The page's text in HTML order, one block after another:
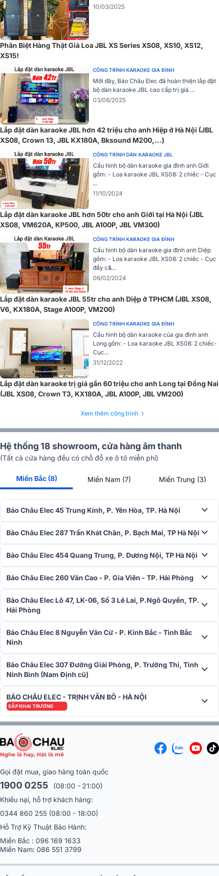
Dải tần rộng
Đáp ứng dải tần 90Hz - 18kHz giúp loa JBL XS08 thể hiện tốt nhiều
dòng nhạc khác nhau từ trữ tình, lãng mạn cho đến sôi động.
chồng chéo, giúp tần số thấp mạnh dày, tần số trung đầy đủ, trong
suốt và tần số cao không bị nhiễu.
góc phủ âm
hiệu quả, âm thanh đi ra từloa karaoke JBL XS 08bao phủ toàn bộ
không gian phòng hát, dù ngồi ở bất cứ đâu thì người dùng vẫn cảm
Ứng dụng thực tế
10/03/2025
Phân Biệt Hàng Thật Giả Loa JBL XS Series XS08, XS10, XS12,
XS15!
CÔNG TRÌNH KARAOKE GIA ĐÌNH
Mới đây, Bảo Châu Elec đã hoàn thiện lắp đặt
bộ dàn karaoke JBL cao cấp trị giá ...
03/06/2025
Lắp đặt dàn karaoke JBL hơn 42 triệu cho anh Hiệp ở Hà Nội (JBL
XS08, Crown 13, JBL KX180A, Bksound M200,...)
CÔNG TRÌNH DÀN KARAOKE JBL
Cấu hình bộ dàn karaoke gia đình anh Giới
gồm: - Loa karaoke JBL XS08: 2 chiếc - Cục
...
11/10/2024
Lắp đặt dàn karaoke JBL hơn 50tr cho anh Giới tại Hà Nội (JBL
XS08, VM620A, KP500, JBL A100P, JBL VM300)
CÔNG TRÌNH KARAOKE GIA ĐÌNH
Cấu hình bộ dàn karaoke gia đình anh Diệp
gồm: - Loa karaoke JBL XS08: 2 chiếc - Cục
đẩy c&...
06/02/2024
Lắp đặt dàn karaoke JBL 55tr cho anh Diệp ở TPHCM (JBL XS08,
V6, KX180A, Stage A100P, VM200)
CÔNG TRÌNH KARAOKE GIA ĐÌNH
Cấu hình bộ dàn karaoke của gia đình anh
Long gồm: - Loa karaoke JBL XS08: 2 chiếc-
Cục...
31/12/2022
Lắp đặt dàn karaoke trị giá gần 60 triệu cho anh Long tại Đồng Nai
(JBL XS08, Crown T3, KX180A, JBL A100P, JBL VM200)
Xem thêm công trình
Hệ thống 18 showroom, cửa hàng âm thanh
(Tất cả cửa hàng đều có chỗ đỗ xe ô tô miễn phí)
Miền Bắc (8) Miền Nam (7) Miền Trung (3)
Bảo Châu Elec 45 Trung Kính, P. Yên Hòa, TP. Hà Nội
Bảo Châu Elec 287 Trần Khát Chân, P. Bạch Mai, TP Hà Nội
Bảo Châu Elec 454 Quang Trung, P. Dương Nội, TP Hà Nội
Bảo Châu Elec 260 Văn Cao - P. Gia Viên - TP. Hải Phòng
Bảo Châu Elec Lô 47, LK-06, Số 3 Lê Lai, P.Ngô Quyền, TP.
Hải Phòng
Bảo Châu Elec 8 Nguyễn Văn Cừ - P. Kinh Bắc - Tỉnh Bắc
Ninh
Bảo Châu Elec 307 Đường Giải Phóng, P. Trường Thi, Tỉnh
Ninh Bình (Nam Định cũ)
BẢO CHÂU ELEC - TRỊNH VĂN BÔ - HÀ NỘI
SẮP KHAI TRƯƠNG
Gọi đặt mua, giao hàng toàn quốc
1900 0255
(08:00 - 21:00)
Khiếu nại, hỗ trợ khách hàng:
0344 860 255 (08:00 - 18:00)
Hỗ Trợ Kỹ Thuật Bảo Hành:
Miền Bắc : 096 169 1633
Miền Nam: 086 551 3799